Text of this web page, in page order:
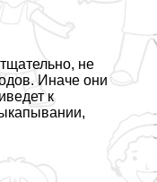
не
Иначе они
к